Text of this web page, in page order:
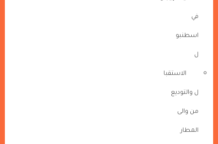
في
اسطنبو
ل
الاستقبا
ل والتوديع
من والى
المطار